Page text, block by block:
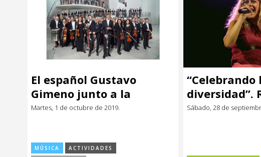
El español Gustavo
Gimeno junto a la
Orchestre
Martes, 1 de octubre de 2019.
MÚSICA
ACTIVIDADES
“Celebrando
diversidad”.
niñas y niños
Sábado, 28 de